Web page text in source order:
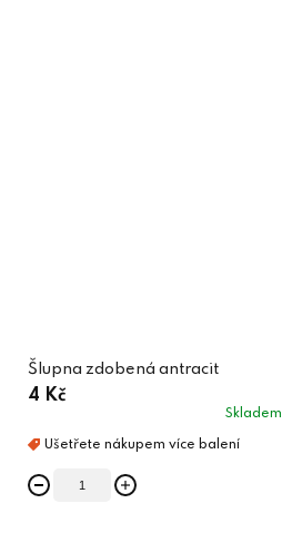
Šlupna zdobená antracit
4 Kč
Skladem